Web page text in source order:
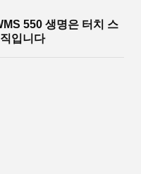
550 생명은 터치 스
입니다